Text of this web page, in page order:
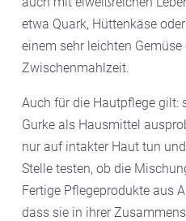
etwa Quark, Hüttenkäse
einem sehr leichten
Zwischenmahlzeit.
Auch für die Hautpflege gilt:
Gurke als Hausmittel
nur auf intakter Haut tun
Stelle testen, ob die
Fertige Pflegeprodukte aus
dass sie in ihrer